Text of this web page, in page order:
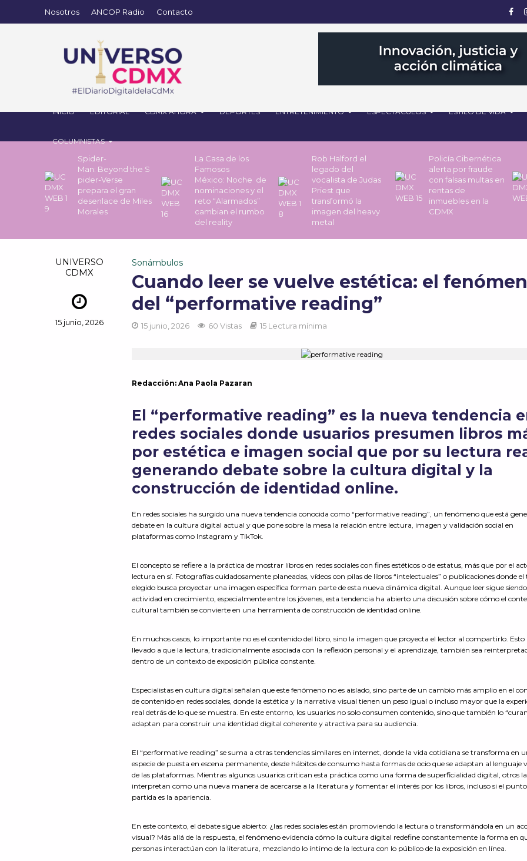
Nosotros ANCOP Radio Contacto
INICIO EDITORIAL CDMX AHORA DEPORTES ENTRETENIMIENTO ESPECTÁCULOS ESTILO DE VIDA
COLUMNISTAS
Spider-
Man: Beyond the S
pider-Verse
prepara el gran
desenlace de Miles
Morales
La Casa de los
Famosos
México: Noche de
nominaciones y el
reto “Alarmados”
cambian el rumbo
del reality
Rob Halford el
legado del
vocalista de Judas
Priest que
transformó la
imagen del heavy
metal
Policía Cibernética
alerta por fraude
con falsas multas en
rentas de
inmuebles en la
CDMX
UNIVERSO
CDMX
15 junio, 2026
Sonámbulos
Cuando leer se vuelve estética: el
del “performative reading”
15 junio, 2026 60 Vistas 15 Lectura mínima
Redacción: Ana Paola Pazaran
El “performative reading” es la nueva tendencia
redes sociales donde usuarios presumen libros
por estética e imagen social que por su lectura
generando debate sobre la cultura digital y la
construcción de identidad online.
En redes sociales ha surgido una nueva tendencia conocida como “performative reading”, un fenómeno que está
debate en la cultura digital actual y que pone sobre la mesa la relación entre lectura, imagen y validación social en
plataformas como Instagram y TikTok.
El concepto se refiere a la práctica de mostrar libros en redes sociales con fines estéticos o de estatus, más que por el
lectura en sí. Fotografías cuidadosamente planeadas, vídeos con pilas de libros “intelectuales” o publicaciones donde
elegido busca proyectar una imagen específica forman parte de esta nueva dinámica digital. Aunque leer sigue
actividad en crecimiento, especialmente entre los jóvenes, esta tendencia ha abierto una discusión sobre cómo el
cultural también se convierte en una herramienta de construcción de identidad online.
En muchos casos, lo importante no es el contenido del libro, sino la imagen que proyecta el lector al compartirlo. Esto
llevado a que la lectura, tradicionalmente asociada con la reflexión personal y el aprendizaje, también sea
dentro de un contexto de exposición pública constante.
Especialistas en cultura digital señalan que este fenómeno no es aislado, sino parte de un cambio más amplio en el
de contenido en redes sociales, donde la estética y la narrativa visual tienen un peso igual o incluso mayor que la
real detrás de lo que se muestra. En este entorno, los usuarios no solo consumen contenido, sino que también lo
adaptan para construir una identidad digital coherente y atractiva para su audiencia.
El “performative reading” se suma a otras tendencias similares en internet, donde la vida cotidiana se transforma en
especie de puesta en escena permanente, desde hábitos de consumo hasta formas de ocio que se adaptan al lenguaje
de las plataformas. Mientras algunos usuarios critican esta práctica como una forma de superficialidad digital, otros la
interpretan como una nueva manera de acercarse a la literatura y fomentar el interés por los libros, incluso si el
partida es la apariencia.
En este contexto, el debate sigue abierto: ¿las redes sociales están promoviendo la lectura o transformándola en un
visual? Más allá de la respuesta, el fenómeno evidencia cómo la cultura digital redefine constantemente la forma en
personas interactúan con la literatura, mezclando lo íntimo de la lectura con lo público de la exposición en línea.